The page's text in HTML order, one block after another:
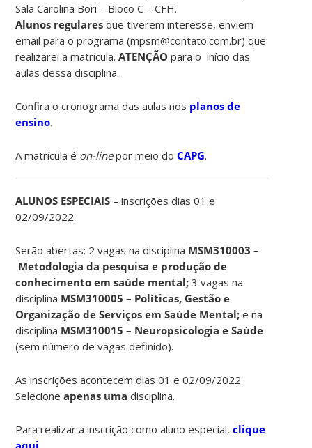
Sala Carolina Bori – Bloco C – CFH.
Alunos regulares que tiverem interesse, enviem
email para o programa (mpsm@contato.com.br) que
realizarei a matrícula.ATENÇÃO para o início das
aulas dessa disciplina..
Confira o cronograma das aulas nos planos de
ensino.
A matrícula é on-linepor meio doCAPG.
ALUNOS ESPECIAIS – inscrições dias 01 e
02/09/2022
Serão abertas: 2 vagas na disciplina MSM310003 –
Metodologia da pesquisa e produção de
conhecimento em saúde mental; 3 vagas na
disciplina MSM310005 – Políticas, Gestão e
Organização de Serviços em Saúde Mental;e na
disciplina MSM310015 – Neuropsicologia e Saúde
(sem número de vagas definido).
As inscrições acontecem dias 01 e 02/09/2022.
Selecioneapenas uma disciplina.
Para realizar a inscrição como aluno especial,clique
aqui.